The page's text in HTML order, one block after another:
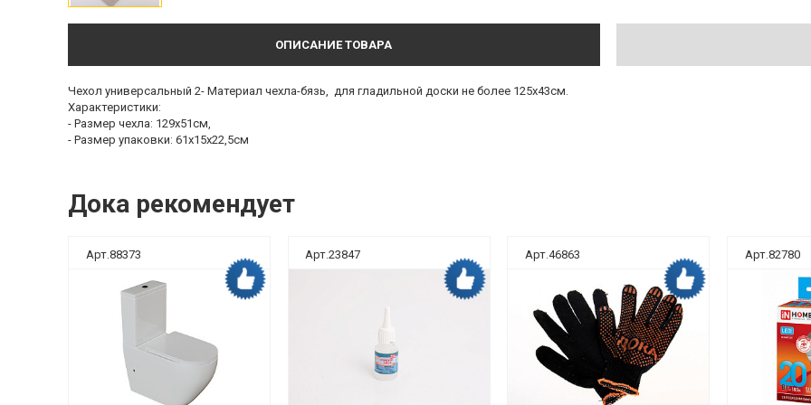
ОПИСАНИЕ ТОВАРА
Чехол универсальный 2- Материал чехла-бязь, для гладильной доски не более 125х43см.
Характеристики:
- Размер чехла: 129х51см,
- Размер упаковки: 61х15х22,5см
Дока рекомендует
Арт.88373 Арт.23847 Арт.46863 Арт.82780
Дока рекомендует Дока рекомендует Дока рекомендует